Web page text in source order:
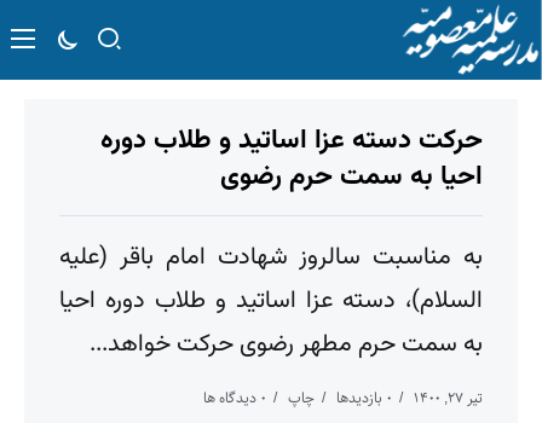
حرکت دسته عزا اساتید و طلاب دوره
احیا به سمت حرم رضوی
به مناسبت سالروز شهادت امام باقر (علیه
السلام)، دسته عزا اساتید و طلاب دوره احیا
به سمت حرم مطهر رضوی حرکت خواهد...
تیر ۲۷, ۱۴۰۰ ۰ بازدیدها چاپ ۰ دیدگاه ها